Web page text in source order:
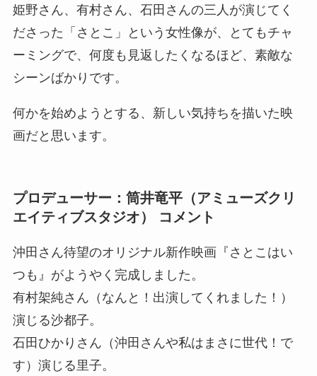
姫野さん、有村さん、石田さんの三人が演じてく
ださった「さとこ」という女性像が、とてもチャ
ーミングで、何度も見返したくなるほど、素敵な
シーンばかりです。
何かを始めようとする、新しい気持ちを描いた映
画だと思います。
プロデューサー：筒井竜平（アミューズクリ
エイティブスタジオ） コメント
沖田さん待望のオリジナル新作映画『さとこはい
つも』がようやく完成しました。
有村架純さん（なんと！出演してくれました！）
演じる沙都子。
石田ひかりさん（沖田さんや私はまさに世代！で
す）演じる里子。